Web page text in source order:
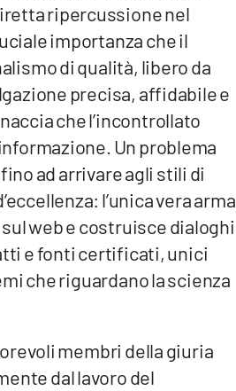
ripercussione nel
importanza che il
di qualità, libero da
precisa, affidabile e
che l’incontrollato
Un problema
ad arrivare agli stili di
l’unica vera arma
web e costruisce dialoghi
e fonti certificati, unici
che riguardano la scienza
membri della giuria
dal lavoro del